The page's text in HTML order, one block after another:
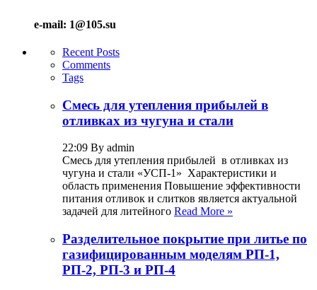
e-mail: 1@105.su
Recent Posts
Comments
Tags
Смесь для утепления прибылей в
отливках из чугуна и стали
22:09 By admin
Смесь для утепления прибылей в отливках из
чугуна и стали «УСП-1» Характеристики и
область применения Повышение эффективности
питания отливок и слитков является актуальной
задачей для литейного Read More »
Разделительное покрытие при литье по
газифицированным моделям РП-1,
РП-2, РП-3 и РП-4